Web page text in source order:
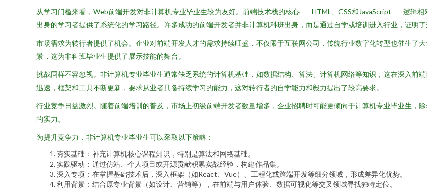
从学习门槛来看，Web前端开发对非计算机专业毕业生较为友好。前端技术栈的核心——HTML、CSS和JavaScript——逻辑
出身的学习者提供了系统化的学习路径。许多成功的前端开发者并非计算机科班出身，而是通过自学或培训进入行业，证明了
市场需求为转行者提供了机会。企业对前端开发人才的需求持续旺盛，不仅限于互联网公司，传统行业数字化转型也催生了
景，这为非科班毕业生提供了展示技能的舞台。
挑战同样不容忽视。非计算机专业毕业生通常缺乏系统的计算机基础，如数据结构、算法、计算机网络等知识，这在深入前
迅速，框架和工具不断更新，要求从业者具备持续学习的能力，这对转行者的自学能力和毅力提出了较高要求。
行业竞争日益激烈。随着前端培训的普及，市场上初级前端开发者数量增多，企业招聘时可能更倾向于计算机专业毕业生，
的实力。
为提升竞争力，非计算机专业毕业生可以采取以下策略：
夯实基础：补充计算机核心课程知识，特别是算法和网络基础。
实践驱动：通过仿站、个人项目或开源贡献积累实战经验，构建作品集。
深入专项：在掌握基础技术后，深入框架（如React、Vue）、工程化或跨端开发等细分领域，形成差异化优势。
利用背景：结合原专业背景（如设计、营销等），在前端与用户体验、数据可视化等交叉领域寻找独特定位。